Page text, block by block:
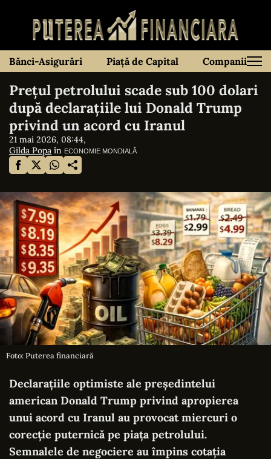
Bănci-Asigurări Piață de Capital Companii
Prețul petrolului scade sub 100 dolari
după declarațiile lui Donald Trump
privind un acord cu Iranul
21 mai 2026, 08:44,
Gilda Popa în ECONOMIE MONDIALĂ
Foto: Puterea financiară
Declarațiile optimiste ale președintelui
american Donald Trump privind apropierea
unui acord cu Iranul au provocat miercuri o
corecție puternică pe piața petrolului.
Semnalele de negociere au împins cotația